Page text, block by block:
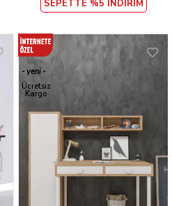
SEPETTE %5 İNDİRİM
yeni
ürün
Ücretsiz
Kargo